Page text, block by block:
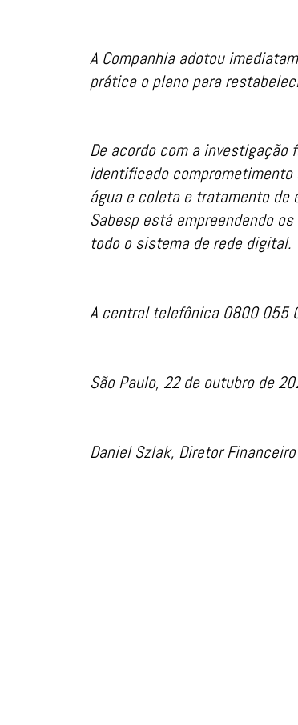
A Companhia adotou
prática o plano para
De acordo com a investigação
identificado
água e coleta e tratamento de
Sabesp está empreendendo
todo o sistema de rede digital.
A central telefônica 0800 055
São Paulo, 22 de outubro de
Daniel Szlak, Diretor